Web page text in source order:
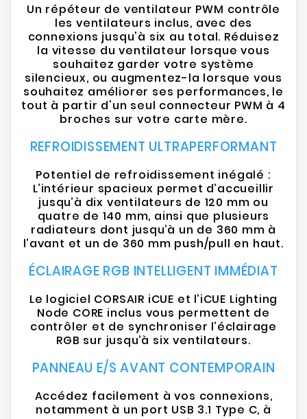
Un répéteur de ventilateur PWM contrôle
les ventilateurs inclus, avec des
connexions jusqu'à six au total. Réduisez
la vitesse du ventilateur lorsque vous
souhaitez garder votre système
silencieux, ou augmentez-la lorsque vous
souhaitez améliorer ses performances, le
tout à partir d'un seul connecteur PWM à 4
broches sur votre carte mère.
REFROIDISSEMENT ULTRAPERFORMANT
Potentiel de refroidissement inégalé :
L’intérieur spacieux permet d’accueillir
jusqu’à dix ventilateurs de 120 mm ou
quatre de 140 mm, ainsi que plusieurs
radiateurs dont jusqu’à un de 360 mm à
l’avant et un de 360 mm push/pull en haut.
ÉCLAIRAGE RGB INTELLIGENT IMMÉDIAT
Le logiciel CORSAIR iCUE et l’iCUE Lighting
Node CORE inclus vous permettent de
contrôler et de synchroniser l’éclairage
RGB sur jusqu’à six ventilateurs.
PANNEAU E/S AVANT CONTEMPORAIN
Accédez facilement à vos connexions,
notamment à un port USB 3.1 Type C, à